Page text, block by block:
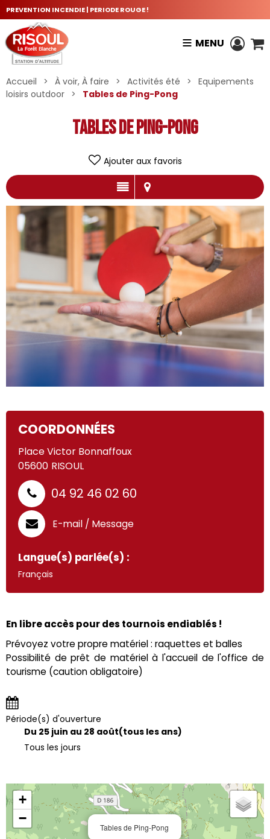
PREVENTION INCENDIE | PERIODE ROUGE !
MENU
Accueil > À voir, À faire > Activités été >
Equipements
loisirs outdoor > Tables de Ping-Pong
Tables de Ping-Pong
Ajouter aux favoris
COORDONNÉES
Place Victor Bonnaffoux
05600 RISOUL
04 92 46 02 60
E-mail / Message
Langue(s) parlée(s) :
Français
En libre accès pour des tournois endiablés !
Prévoyez votre propre matériel : raquettes et balles
Possibilité de prêt de matériel à l'accueil de l'office de
tourisme (caution obligatoire)
Période(s) d'ouverture
Du 25 juin au 28 août(tous les ans)
Tous les jours
Tables de Ping-Pong
+
−